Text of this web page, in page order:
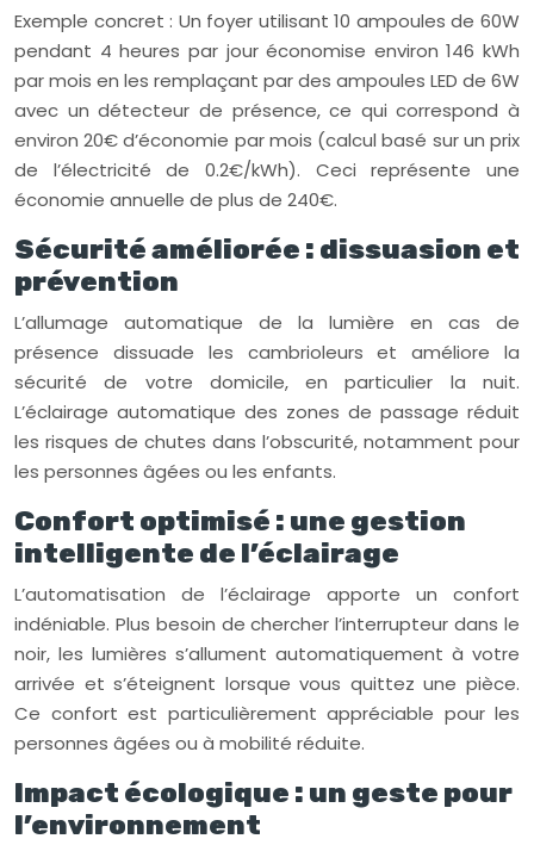
Exemple concret : Un foyer utilisant 10 ampoules de 60W
pendant 4 heures par jour économise environ 146 kWh
par mois en les remplaçant par des ampoules LED de 6W
avec un détecteur de présence, ce qui correspond à
environ 20€ d’économie par mois (calcul basé sur un prix
de l’électricité de 0.2€/kWh). Ceci représente une
économie annuelle de plus de 240€.
Sécurité améliorée : dissuasion et
prévention
L’allumage automatique de la lumière en cas de
présence dissuade les cambrioleurs et améliore la
sécurité de votre domicile, en particulier la nuit.
L’éclairage automatique des zones de passage réduit
les risques de chutes dans l’obscurité, notamment pour
les personnes âgées ou les enfants.
Confort optimisé : une gestion
intelligente de l’éclairage
L’automatisation de l’éclairage apporte un confort
indéniable. Plus besoin de chercher l’interrupteur dans le
noir, les lumières s’allument automatiquement à votre
arrivée et s’éteignent lorsque vous quittez une pièce.
Ce confort est particulièrement appréciable pour les
personnes âgées ou à mobilité réduite.
Impact écologique : un geste pour
l’environnement